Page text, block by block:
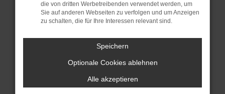
Stelle sicher, dass dein Browser und dein
Betriebssystem auf dem neuesten Stand
Veraltete Software birgt nicht nur ein
führen, dass bestimmte Funktionen nicht
mehr unterstützt werden.
die von dritten Werbetreibenden verwendet werden, um
Sie auf anderen Webseiten zu verfolgen und um Anzeigen
zu schalten, die für Ihre Interessen relevant sind.
Speichern
Optionale Cookies ablehnen
Alle akzeptieren